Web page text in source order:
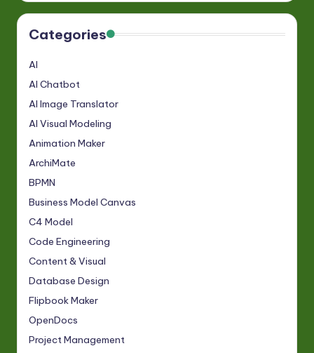
Categories
AI
AI Chatbot
AI Image Translator
AI Visual Modeling
Animation Maker
ArchiMate
BPMN
Business Model Canvas
C4 Model
Code Engineering
Content & Visual
Database Design
Flipbook Maker
OpenDocs
Project Management